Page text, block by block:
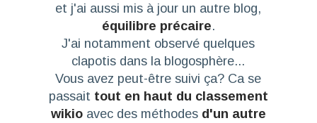
et j'ai aussi mis à jour un autre blog,
équilibre précaire.
J'ai notamment observé quelques
clapotis dans la blogosphère...
Vous avez peut-être suivi ça? Ca se
passait tout en haut du classement
wikioavec des méthodes d'un autre